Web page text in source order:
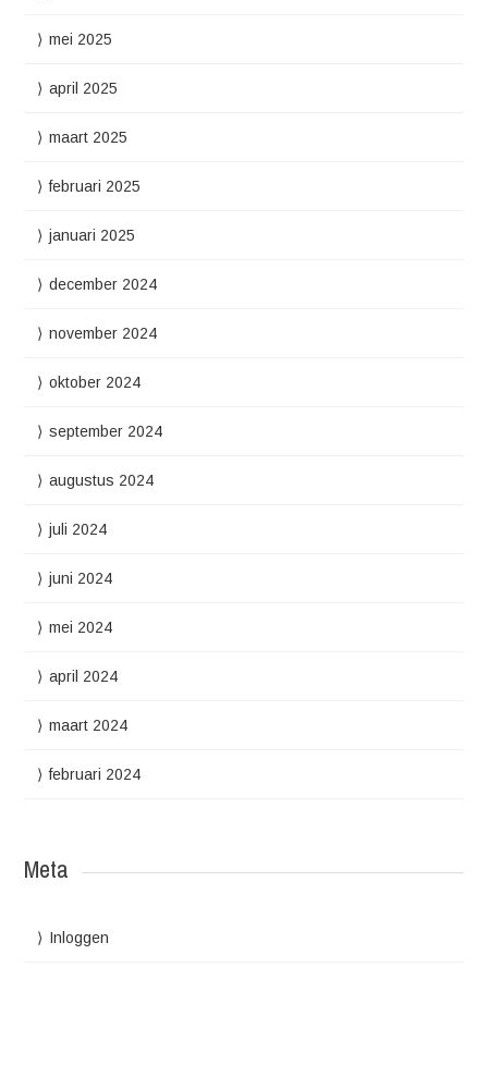
mei 2025
april 2025
maart 2025
februari 2025
januari 2025
december 2024
november 2024
oktober 2024
september 2024
augustus 2024
juli 2024
juni 2024
mei 2024
april 2024
maart 2024
februari 2024
Meta
Inloggen